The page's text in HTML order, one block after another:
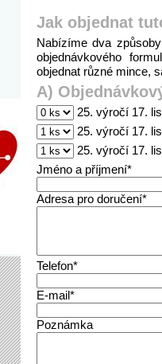
Jak objednat
Nabízíme dva
objednávkového
objednat různé mince,
A)
25. výročí 17.
25. výročí 17.
25. výročí 17.
Jméno a příjmení*
Adresa pro doručení*
Telefon*
E-mail*
Poznámka